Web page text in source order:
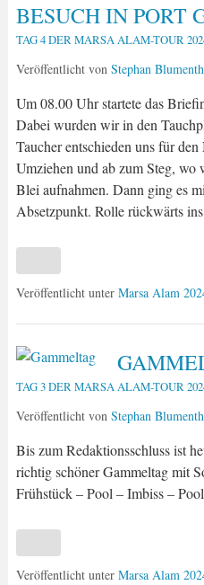
BESUCH IN PORT
TAG 4 DER MARSA ALAM-TOUR
Veröffentlicht von Stephan
Um 08.00 Uhr startete das
Dabei wurden wir in den
Taucher entschieden uns für
Umziehen und ab zum Steg, wo
Blei aufnahmen. Dann ging es
Absetzpunkt. Rolle rückwärts
Veröffentlicht unter Marsa Alam
TAG 3 DER MARSA ALAM-TOUR
Veröffentlicht von Stephan
Bis zum Redaktionsschluss ist
richtig schöner Gammeltag mit
Frühstück – Pool – Imbiss –
Veröffentlicht unter Marsa Alam